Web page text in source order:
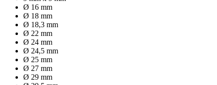
Ø 16 mm
Ø 18 mm
Ø 18,3 mm
Ø 22 mm
Ø 24 mm
Ø 24,5 mm
Ø 25 mm
Ø 27 mm
Ø 29 mm